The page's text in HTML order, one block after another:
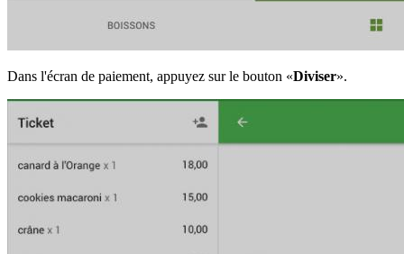
Dans l'écran de paiement, appuyez sur le bouton «Diviser».